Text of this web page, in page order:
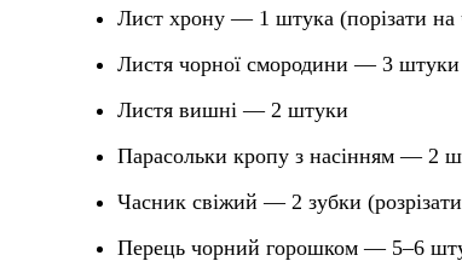
Лист хрону — 1 штука (порізати на
Листя чорної смородини — 3 штуки
Листя вишні — 2 штуки
Парасольки кропу з насінням — 2
Часник свіжий — 2 зубки
Перець чорний горошком — 5–6